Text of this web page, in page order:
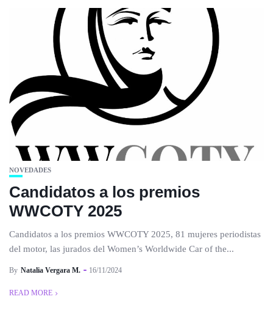
NOVEDADES
Candidatos a los premios
WWCOTY 2025
Candidatos a los premios WWCOTY 2025, 81 mujeres periodistas
del motor, las jurados del Women’s Worldwide Car of the...
By Natalia Vergara M. 16/11/2024
READ MORE